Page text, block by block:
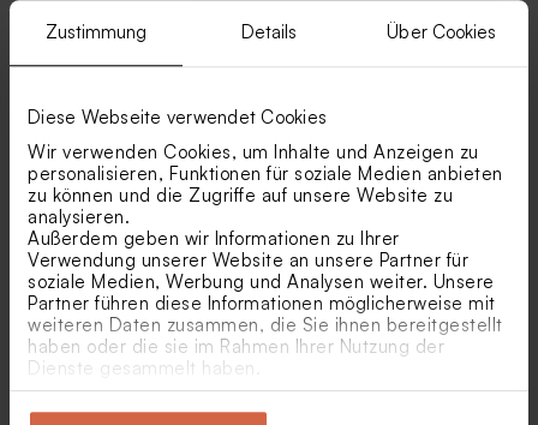
Zustimmung Details Über Cookies
Diese Webseite verwendet Cookies
Wir verwenden Cookies, um Inhalte und Anzeigen zu
personalisieren, Funktionen für soziale Medien anbieten
zu können und die Zugriffe auf unsere Website zu
analysieren.
Außerdem geben wir Informationen zu Ihrer
Verwendung unserer Website an unsere Partner für
soziale Medien, Werbung und Analysen weiter. Unsere
Partner führen diese Informationen möglicherweise mit
weiteren Daten zusammen, die Sie ihnen bereitgestellt
haben oder die sie im Rahmen Ihrer Nutzung der
Dienste gesammelt haben.
Green Cloud Seifen - Thé
Geschenkdose aus Samt in
Bonbon-Wrap aus Tetra
Hochzeitsdekoration
Green' | ca. 50 g
Ähnliche Produkte
Baumwollband 'Sage Green' |
groß
Geschenkanhänger 'Picture
perfect' | rechteckig